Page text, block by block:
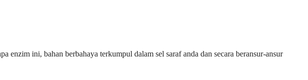
ini, bahan berbahaya terkumpul dalam sel saraf anda dan secara beransur-ansur